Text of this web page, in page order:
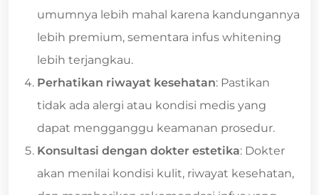
umumnya lebih mahal karena kandungannya
lebih premium, sementara infus whitening
lebih terjangkau.
Perhatikan riwayat kesehatan: Pastikan
tidak ada alergi atau kondisi medis yang
dapat mengganggu keamanan prosedur.
Konsultasi dengan dokter estetika: Dokter
akan menilai kondisi kulit, riwayat kesehatan,